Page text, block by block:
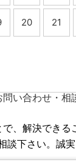
20 21
、解決でき
下さい。誠